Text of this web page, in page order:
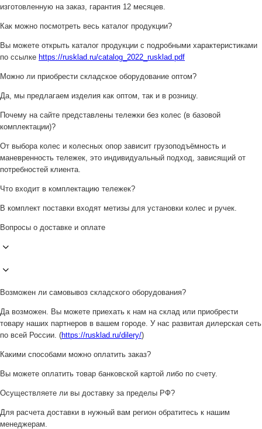
изготовленную на заказ, гарантия 12 месяцев.
Как можно посмотреть весь каталог продукции?
Вы можете открыть каталог продукции с подробными характеристиками
по ссылке https://rusklad.ru/catalog_2022_rusklad.pdf
Можно ли приобрести складское оборудование оптом?
Да, мы предлагаем изделия как оптом, так и в розницу.
Почему на сайте представлены тележки без колес (в базовой
комплектации)?
От выбора колес и колесных опор зависит грузоподъёмность и
маневренность тележек, это индивидуальный подход, зависящий от
потребностей клиента.
Что входит в комплектацию тележек?
В комплект поставки входят метизы для установки колес и ручек.
Вопросы о доставке и оплате
Возможен ли самовывоз складского оборудования?
Да возможен. Вы можете приехать к нам на склад или приобрести
товару наших партнеров в вашем городе. У нас развитая дилерская сеть
по всей России. (https://rusklad.ru/dilery/)
Какими способами можно оплатить заказ?
Вы можете оплатить товар банковской картой либо по счету.
Осуществляете ли вы доставку за пределы РФ?
Для расчета доставки в нужный вам регион обратитесь к нашим
менеджерам.